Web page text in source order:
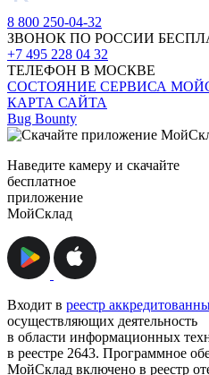
8 800 250-04-32
ЗВОНОК ПО РОССИИ
+7 495 228 04 32
ТЕЛЕФОН В МОСКВЕ
СОСТОЯНИЕ СЕРВИСА
КАРТА САЙТА
Bug Bounty
Наведите камеру и скачайте
бесплатное
приложение
МойСклад
Входит в реестр
осуществляющих деятельность
в области информационных
в реестре 2643. Программное
МойСклад включено в реестр